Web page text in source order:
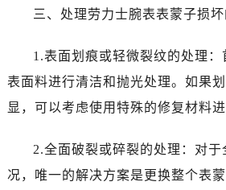
三、处理劳力士腕表表蒙子损
1.表面划痕或轻微裂纹的处理
表面料进行清洁和抛光处理。如果
显，可以考虑使用特殊的修复材料进
2.全面破裂或碎裂的处理：对
况，唯一的解决方案是更换整个表